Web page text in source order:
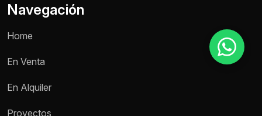
Navegación
Home
En Venta
En Alquiler
Proyectos